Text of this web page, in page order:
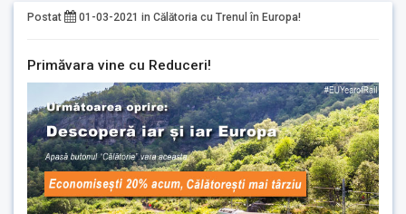
Postat 01-03-2021 in Călătoria cu Trenul în Europa!
Primăvara vine cu Reduceri!